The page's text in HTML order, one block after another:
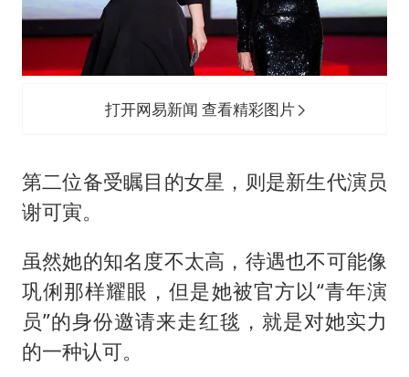
打开网易新闻 查看精彩图片
第二位备受瞩目的女星，则是新生代演员
谢可寅。
虽然她的知名度不太高，待遇也不可能像
巩俐那样耀眼，但是她被官方以“青年演
员”的身份邀请来走红毯，就是对她实力
的一种认可。